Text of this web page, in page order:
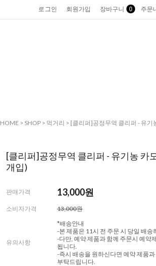
로그인 회원가입 장바구니 0 주문
HOME > SHOP > 먹거리 > [클리퍼]공정무역 클리퍼 - 유기
[클리퍼]공정무역 클리퍼 - 유기농 카
개입)
판매가격 13,000원
소비자가격 13,000원
유의사항
*배송안내
-본 제품은 11시 전 주문 시 당일 배송
-다만, 예약 제품과 함께 주문시 예약
됩니다.
-즉시 배송을 원하신다면 예약 제품과
부탁드립니다.